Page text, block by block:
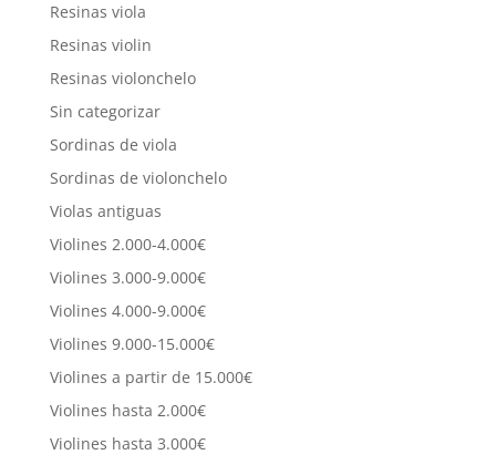
Resinas viola
Resinas violin
Resinas violonchelo
Sin categorizar
Sordinas de viola
Sordinas de violonchelo
Violas antiguas
Violines 2.000-4.000€
Violines 3.000-9.000€
Violines 4.000-9.000€
Violines 9.000-15.000€
Violines a partir de 15.000€
Violines hasta 2.000€
Violines hasta 3.000€